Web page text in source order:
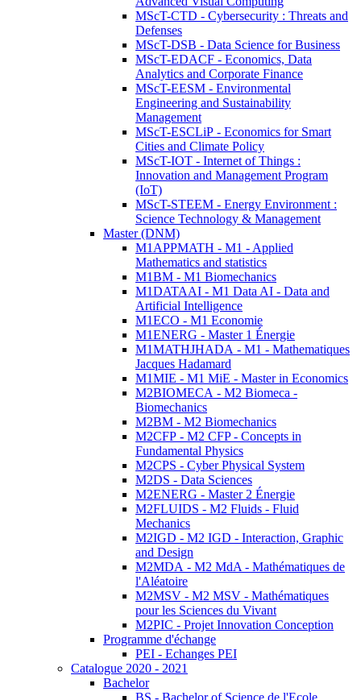
MScT-CTD - Cybersecurity : Threats and
Defenses
MScT-DSB - Data Science for Business
MScT-EDACF - Economics, Data
Analytics and Corporate Finance
MScT-EESM - Environmental
Engineering and Sustainability
Management
MScT-ESCLiP - Economics for Smart
Cities and Climate Policy
MScT-IOT - Internet of Things :
Innovation and Management Program
(IoT)
MScT-STEEM - Energy Environment :
Science Technology & Management
Master (DNM)
M1APPMATH - M1 - Applied
Mathematics and statistics
M1BM - M1 Biomechanics
M1DATAAI - M1 Data AI - Data and
Artificial Intelligence
M1ECO - M1 Economie
M1ENERG - Master 1 Énergie
M1MATHJHADA - M1 - Mathematiques
Jacques Hadamard
M1MIE - M1 MiE - Master in Economics
M2BIOMECA - M2 Biomeca -
Biomechanics
M2BM - M2 Biomechanics
M2CFP - M2 CFP - Concepts in
Fundamental Physics
M2CPS - Cyber Physical System
M2DS - Data Sciences
M2ENERG - Master 2 Énergie
M2FLUIDS - M2 Fluids - Fluid
Mechanics
M2IGD - M2 IGD - Interaction, Graphic
and Design
M2MDA - M2 MdA - Mathématiques de
l'Aléatoire
M2MSV - M2 MSV - Mathématiques
pour les Sciences du Vivant
M2PIC - Projet Innovation Conception
Programme d'échange
PEI - Echanges PEI
Catalogue 2020 - 2021
Bachelor
BS - Bachelor of Science de l'Ecole